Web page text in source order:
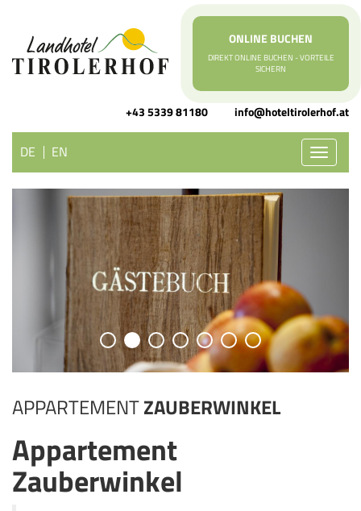
ONLINE BUCHEN
DIREKT ONLINE BUCHEN - VORTEILE
SICHERN
+43 5339 81180 info@hoteltirolerhof.at
Toggle
DE EN
APPARTEMENTZAUBERWINKEL
Appartement
Zauberwinkel